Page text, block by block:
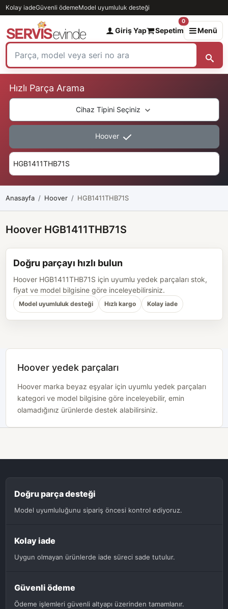
Kolay iadeGüvenli ödemeModel uyumluluk desteği
Giriş Yap Sepetim
0
Menü
Hızlı Parça Arama
Cihaz Tipini Seçiniz
Hoover
Anasayfa Hoover HGB1411THB71S
Hoover HGB1411THB71S
Doğru parçayı hızlı bulun
Hoover HGB1411THB71S için uyumlu yedek parçaları stok,
fiyat ve model bilgisine göre inceleyebilirsiniz.
Model uyumluluk desteği Hızlı kargo Kolay iade
Hoover yedek parçaları
Hoover marka beyaz eşyalar için uyumlu yedek parçaları
kategori ve model bilgisine göre inceleyebilir, emin
olamadığınız ürünlerde destek alabilirsiniz.
Doğru parça desteği
Model uyumluluğunu sipariş öncesi kontrol ediyoruz.
Kolay iade
Uygun olmayan ürünlerde iade süreci sade tutulur.
Güvenli ödeme
Ödeme işlemleri güvenli altyapı üzerinden tamamlanır.